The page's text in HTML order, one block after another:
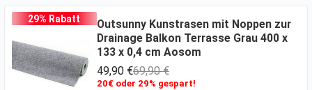
Sitzmöglichkeit. Aus pulverbeschichtetem
Metall und mit der Hand geflochtetem Polyrattan
gefertigt, ist dieses Gartenset wetterfest und
langlebig und somit eine praktische
Ergänzung;Beschreibung:1 Couchtisch + 1
Doppelsofa + 2 Einz
29% Rabatt
Outsunny Kunstrasen mit Noppen zur
Drainage Balkon Terrasse Grau 400 x
133 x 0,4 cm Aosom
49,90 €69,90 €
20€ oder 29% gespart!